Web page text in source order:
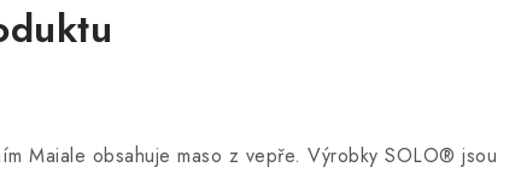
Maiale obsahuje maso z vepře. Výrobky SOLO® jsou